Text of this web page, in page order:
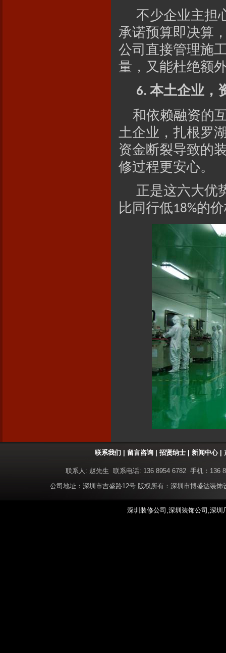
不少企业主担
承诺预算即决算
公司直接管理施
量，又能杜绝额
6. 本土企业，
和依赖融资的
土企业，扎根罗
资金断裂导致的
修过程更安心。
正是这六大优
比同行低18%的
联系我们 留言咨询 招贤纳士 新闻中心|
联系人: 赵先生 联系电话: 136 8954 6782 手机：136
公司地址：深圳市吉盛路12号 版权所有：深圳市博盛达装
深圳装修公司,深圳装饰公司,深